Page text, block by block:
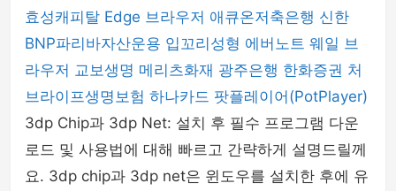
효성캐피탈 Edge 브라우저 애큐온저축은행 신한
BNP파리바자산운용 입꼬리성형 에버노트 웨일 브
라우저 교보생명 메리츠화재 광주은행 한화증권 처
브라이프생명보험 하나카드 팟플레이어(PotPlayer)
3dp Chip과 3dp Net: 설치 후 필수 프로그램 다운
로드 및 사용법에 대해 빠르고 간략하게 설명드릴께
요. 3dp chip과 3dp net은 윈도우를 설치한 후에 유